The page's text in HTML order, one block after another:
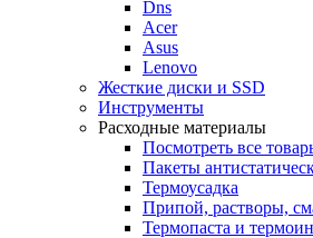
Dns
Acer
Asus
Lenovo
Жесткие диски и SSD
Инструменты
Расходные материалы
Посмотреть все
Пакеты
Термоусадка
Припой, растворы,
Термопаста и